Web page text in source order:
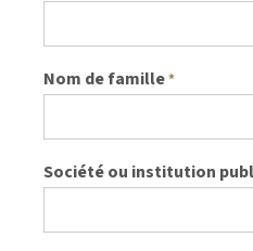
Nom de famille*
Société ou institution